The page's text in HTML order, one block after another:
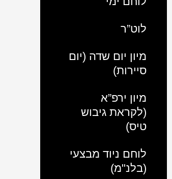
לוט”ר
מיון יום שדה (יום
סיירות)
מיון ירפ”א
(לקראת גיבוש
טיס)
לוחם ניוד מבצעי
(בלנ"מ)